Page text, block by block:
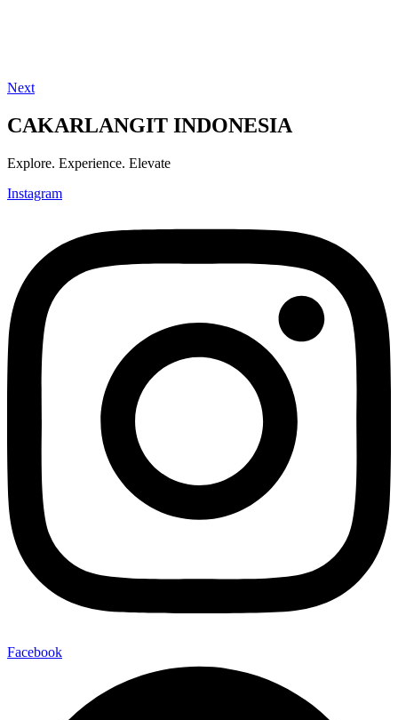
Next
CAKARLANGIT INDONESIA
Explore. Experience. Elevate
Instagram
Facebook